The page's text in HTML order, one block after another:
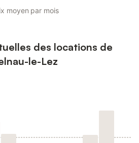
moyen par mois
des locations de
le-Lez